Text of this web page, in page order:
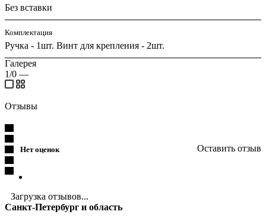
Без вставки
Комплектация
Ручка - 1шт. Винт для крепления - 2шт.
Галерея
1/0 —
Отзывы
Нет оценок Оставить отзыв
Загрузка отзывов...
Санкт-Петербург и область